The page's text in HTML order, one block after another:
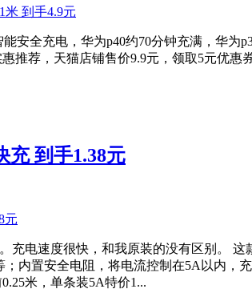
能安全充电，华为p40约70分钟充满，华
推荐，天猫店铺售价9.9元，领取5元优惠
充 到手1.38元
充电速度很快，和我原装的没有区别。
内置安全电阻，将电流控制在5A以内
米，单条装5A特价1...